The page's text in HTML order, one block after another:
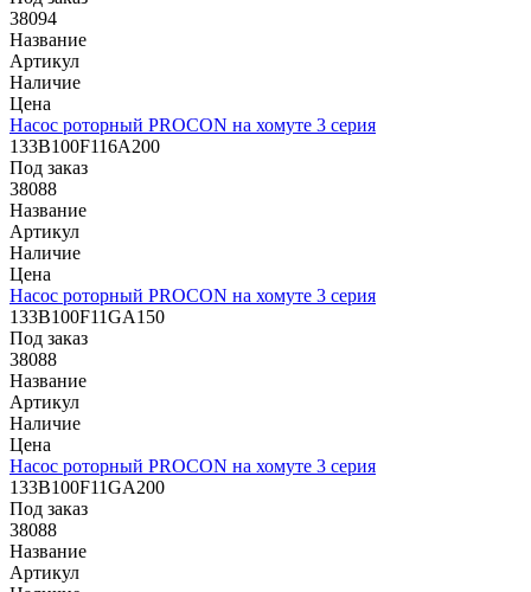
38094
Название
Артикул
Наличие
Цена
Насос роторный PROCON на хомуте 3 серия
133B100F116А200
Под заказ
38088
Название
Артикул
Наличие
Цена
Насос роторный PROCON на хомуте 3 серия
133B100F11GА150
Под заказ
38088
Название
Артикул
Наличие
Цена
Насос роторный PROCON на хомуте 3 серия
133B100F11GА200
Под заказ
38088
Название
Артикул